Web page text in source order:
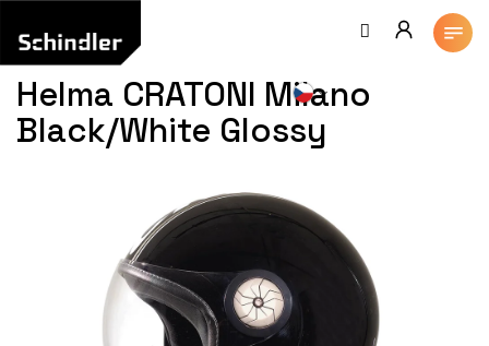
obsah
Helma CRATONI Milano
Black/White Glossy